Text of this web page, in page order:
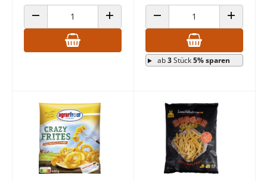
ANZAHL VERRINGERN ANZAHL ERHÖHENANZAHL VERRINGERN ANZAHL
ab3Stück5% sparen